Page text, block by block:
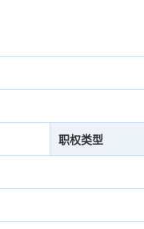
职权类型